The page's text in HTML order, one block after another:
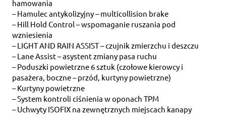
hamowania
– Hamulec antykolizyjny – multicollision brake
– Hill Hold Control – wspomaganie ruszania pod
wzniesienia
– LIGHT AND RAIN ASSIST – czujnik zmierzchu i deszczu
– Lane Assist – asystent zmiany pasa ruchu
– Poduszki powietrzne 6 sztuk (czołowe kierowcy i
pasażera, boczne – przód, kurtyny powietrzne)
– Kurtyny powietrzne
– System kontroli ciśnienia w oponach TPM
– Uchwyty ISOFIX na zewnętrznych miejscach kanapy